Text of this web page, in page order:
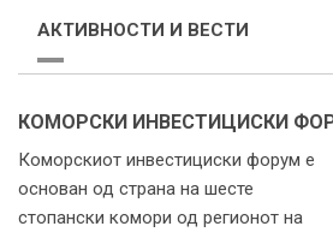
АКТИВНОСТИ И ВЕСТИ
КОМОРСКИ ИНВЕСТИЦИСКИ
Коморскиот инвестициски форум е
основан од страна на шесте
стопански комори од регионот на